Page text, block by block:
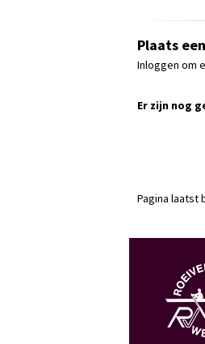
Plaats
Inloggen om
Er zijn nog
Pagina laatst